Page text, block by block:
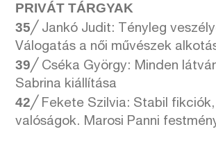
PRIVÁT TÁRGYAK
35╱ Jankó Judit: Tényleg
Válogatás a női művészek
39╱ Cséka György: Minden
Sabrina kiállítása
42╱ Fekete Szilvia: Stabil
valóságok. Marosi Panni